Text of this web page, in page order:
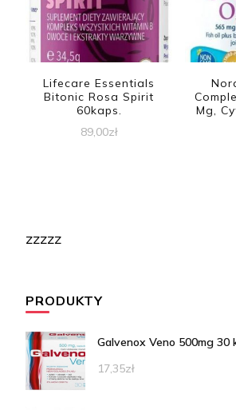
Lifecare Essentials
Bitonic Rosa Spirit
60kaps.
89,00zł
Mg,
zzzzz
PRODUKTY
Galvenox Veno 500mg 30
17,35zł